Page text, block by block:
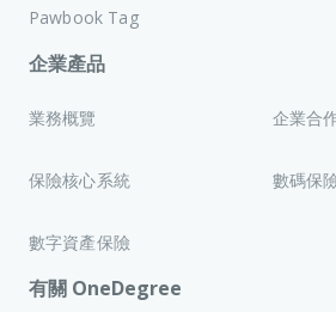
Pawbook Tag
企業產品
業務概覽 企業合
保險核心系統 數碼保
數字資產保險
有關 OneDegree